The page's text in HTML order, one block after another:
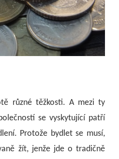
různé těžkosti. A mezi ty
se vyskytující patří
Protože bydlet se musí,
žít, jenže jde o tradičně